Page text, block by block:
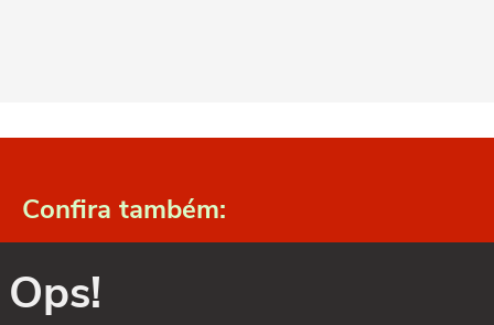
Confira também:
Ops!